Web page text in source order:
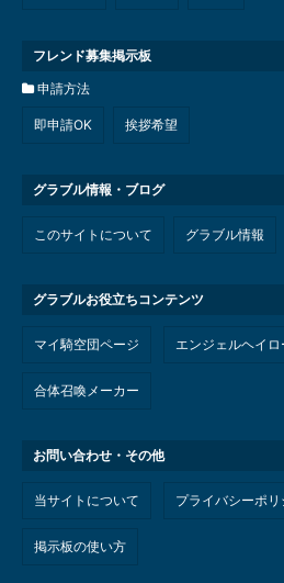
フレンド募集掲示板
申請方法
即申請OK 挨拶希望
グラブル情報・ブログ
このサイトについて グラブル情報
グラブルお役立ちコンテンツ
マイ騎空団ページ エンジェルヘイ
合体召喚メーカー
お問い合わせ・その他
当サイトについて プライバシーポリ
掲示板の使い方